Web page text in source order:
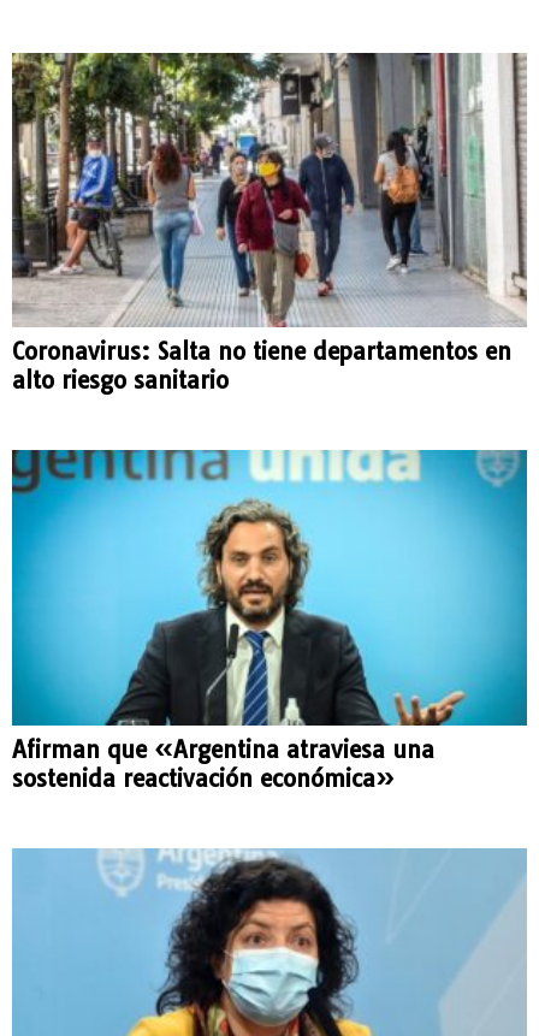
Coronavirus: Salta no tiene departamentos en
alto riesgo sanitario
Afirman que «Argentina atraviesa una
sostenida reactivación económica»